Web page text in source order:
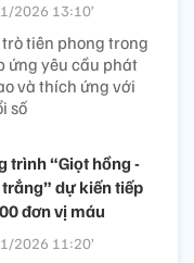
2026 13:10’
tiên phong trong
ứng yêu cầu phát
và thích ứng với
số
trình “Giọt hồng -
dự kiến tiếp
đơn vị máu
2026 11:20’